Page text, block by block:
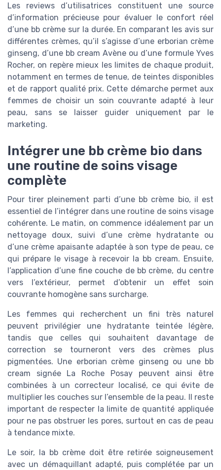
Les reviews d’utilisatrices constituent une source
d’information précieuse pour évaluer le confort réel
d’une bb crème sur la durée. En comparant les avis sur
différentes crèmes, qu’il s’agisse d’une erborian crème
ginseng, d’une bb cream Avène ou d’une formule Yves
Rocher, on repère mieux les limites de chaque produit,
notamment en termes de tenue, de teintes disponibles
et de rapport qualité prix. Cette démarche permet aux
femmes de choisir un soin couvrante adapté à leur
peau, sans se laisser guider uniquement par le
marketing.
Intégrer une bb crème bio dans
une routine de soins visage
complète
Pour tirer pleinement parti d’une bb crème bio, il est
essentiel de l’intégrer dans une routine de soins visage
cohérente. Le matin, on commence idéalement par un
nettoyage doux, suivi d’une crème hydratante ou
d’une crème apaisante adaptée à son type de peau, ce
qui prépare le visage à recevoir la bb cream. Ensuite,
l’application d’une fine couche de bb crème, du centre
vers l’extérieur, permet d’obtenir un effet soin
couvrante homogène sans surcharge.
Les femmes qui recherchent un fini très naturel
peuvent privilégier une hydratante teintée légère,
tandis que celles qui souhaitent davantage de
correction se tourneront vers des crèmes plus
pigmentées. Une erborian crème ginseng ou une bb
cream signée La Roche Posay peuvent ainsi être
combinées à un correcteur localisé, ce qui évite de
multiplier les couches sur l’ensemble de la peau. Il reste
important de respecter la limite de quantité appliquée
pour ne pas obstruer les pores, surtout en cas de peau
à tendance mixte.
Le soir, la bb crème doit être retirée soigneusement
avec un démaquillant adapté, puis complétée par un